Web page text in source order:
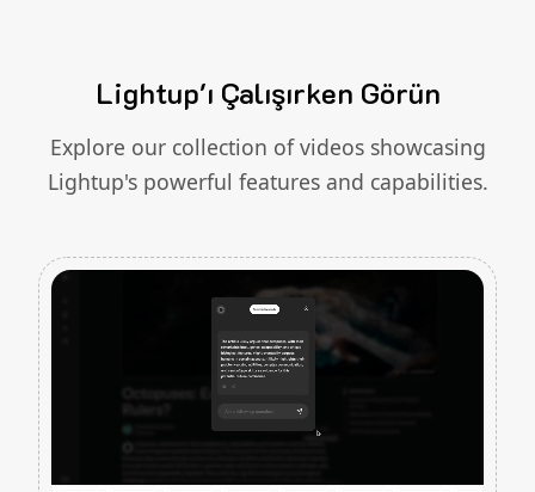
Lightup'ı Çalışırken Görün
Explore our collection of videos showcasing
Lightup's powerful features and capabilities.